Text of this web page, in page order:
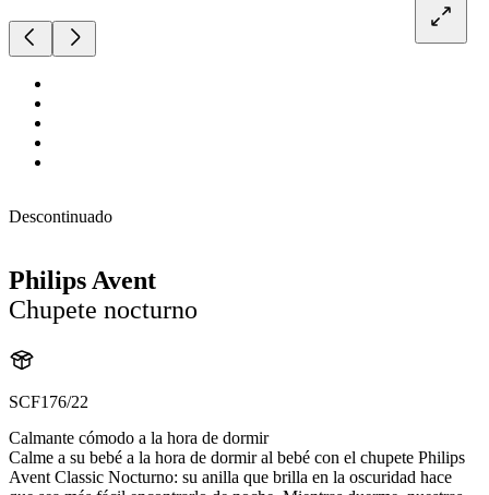
Descontinuado
Philips Avent
Chupete nocturno
SCF176/22
Calmante cómodo a la hora de dormir
Calme a su bebé a la hora de dormir al bebé con el chupete Philips
Avent Classic Nocturno: su anilla que brilla en la oscuridad hace